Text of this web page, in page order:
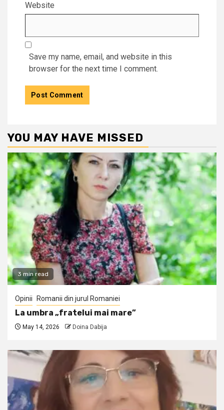
Website
Save my name, email, and website in this
browser for the next time I comment.
YOU MAY HAVE MISSED
3 min read
Opinii Romanii din jurul Romaniei
La umbra „fratelui mai mare”
May 14, 2026 Doina Dabija